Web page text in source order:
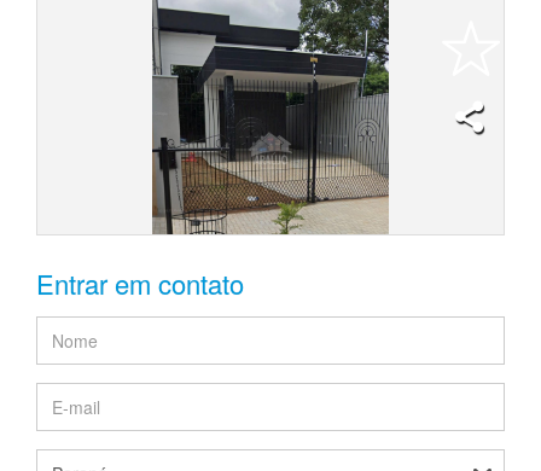
Entrar em contato